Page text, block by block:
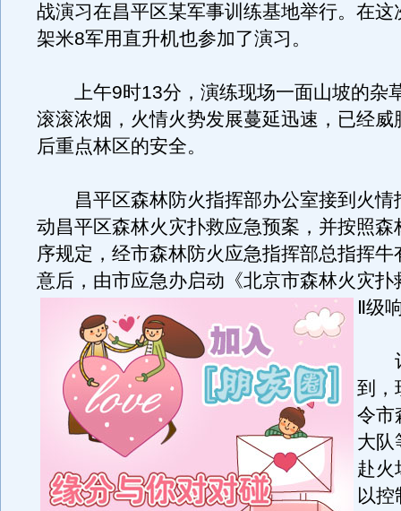
战演习在昌平区某军事训练基地举行。在这
架米8军用直升机也参加了演习。
上午9时13分，演练现场一面山坡的杂
滚滚浓烟，火情火势发展蔓延迅速，已经威
后重点林区的安全。
昌平区森林防火指挥部办公室接到火情
动昌平区森林火灾扑救应急预案，并按照森
序规定，经市森林防火应急指挥部总指挥牛
意后，由市应急办启动《北京市森林火灾扑
Ⅱ级
记
到，
令市
大队
赴火
以